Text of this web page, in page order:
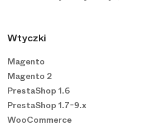
Wtyczki
Magento
Magento 2
PrestaShop 1.6
PrestaShop 1.7-9.x
WooCommerce